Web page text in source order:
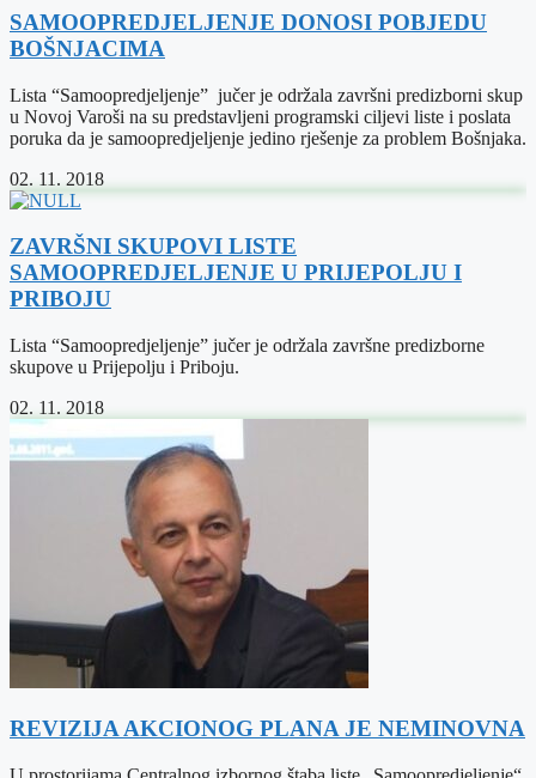
SAMOOPREDJELJENJE DONOSI POBJEDU
BOŠNJACIMA
Lista “Samoopredjeljenje” jučer je održala završni predizborni skup
u Novoj Varoši na su predstavljeni programski ciljevi liste i poslata
poruka da je samoopredjeljenje jedino rješenje za problem Bošnjaka.
02. 11. 2018
ZAVRŠNI SKUPOVI LISTE
SAMOOPREDJELJENJE U PRIJEPOLJU I
PRIBOJU
Lista “Samoopredjeljenje” jučer je održala završne predizborne
skupove u Prijepolju i Priboju.
02. 11. 2018
REVIZIJA AKCIONOG PLANA JE NEMINOVNA